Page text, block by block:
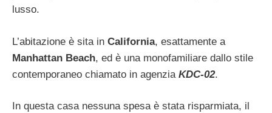
lusso.
L’abitazione è sita in California, esattamente a
Manhattan Beach, ed è una monofamiliare dallo stile
contemporaneo chiamato in agenzia KDC-02.
In questa casa nessuna spesa è stata risparmiata, il